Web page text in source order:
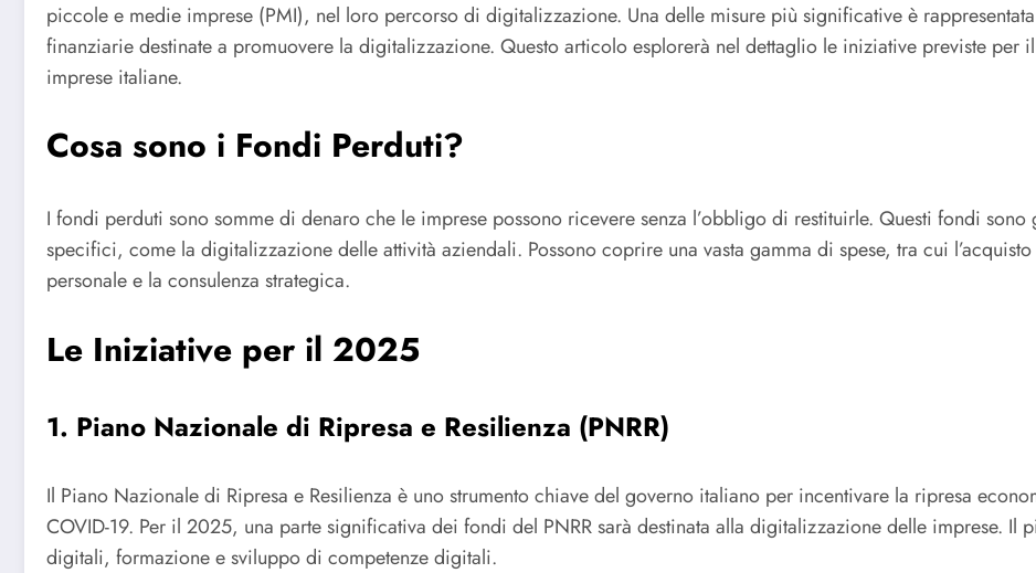
piccole e medie imprese (PMI), nel loro percorso di digitalizzazione. Una delle misure più significative è
finanziarie destinate a promuovere la digitalizzazione. Questo articolo esplorerà nel dettaglio le iniziative previste per
imprese italiane.
Cosa sono i Fondi Perduti?
I fondi perduti sono somme di denaro che le imprese possono ricevere senza l’obbligo di restituirle. Questi fondi sono
specifici, come la digitalizzazione delle attività aziendali. Possono coprire una vasta gamma di spese, tra cui
personale e la consulenza strategica.
Le Iniziative per il 2025
1. Piano Nazionale di Ripresa e Resilienza (PNRR)
Il Piano Nazionale di Ripresa e Resilienza è uno strumento chiave del governo italiano per incentivare la ripresa
COVID-19. Per il 2025, una parte significativa dei fondi del PNRR sarà destinata alla digitalizzazione delle imprese. Il
digitali, formazione e sviluppo di competenze digitali.